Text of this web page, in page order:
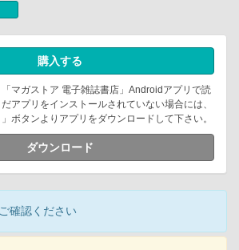
購入する
マガストア 電子雑誌書店」Androidアプリで読
アプリをインストールされていない場合には、
ボタンよりアプリをダウンロードして下さい。
ダウンロード
確認ください